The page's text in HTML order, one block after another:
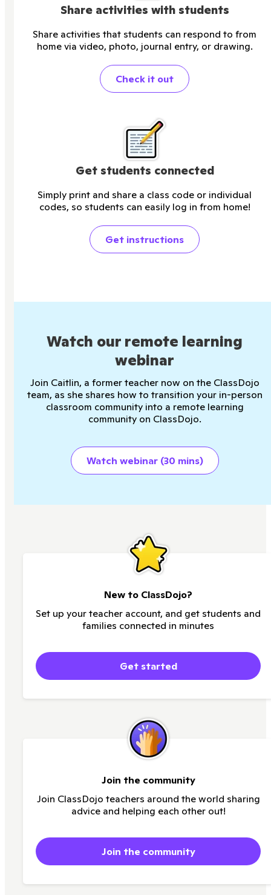
Share activities with students
Share activities that students can respond to from
home via video, photo, journal entry, or drawing.
Check it out
Get students connected
Simply print and share a class code or individual
codes, so students can easily log in from home!
Get instructions
Watch our remote learning
webinar
Join Caitlin, a former teacher now on the ClassDojo
team, as she shares how to transition your in-person
classroom community into a remote learning
community on ClassDojo.
Watch webinar (30 mins)
New to ClassDojo?
Set up your teacher account, and get students and
families connected in minutes
Get started
Join the community
Join ClassDojo teachers around the world sharing
advice and helping each other out!
Join the community